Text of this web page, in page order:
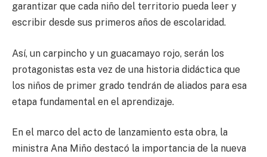
garantizar que cada niño del territorio pueda leer y
escribir desde sus primeros años de escolaridad.
Así, un carpincho y un guacamayo rojo, serán los
protagonistas esta vez de una historia didáctica que
los niños de primer grado tendrán de aliados para esa
etapa fundamental en el aprendizaje.
En el marco del acto de lanzamiento esta obra, la
ministra Ana Miño destacó la importancia de la nueva